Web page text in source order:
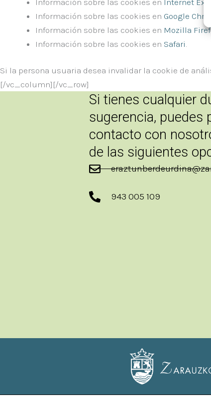
Información sobre las cookies en Google
Información sobre las cookies en Mozilla
Información sobre las cookies en Safari
Si la persona usuaria desea invalidar la cookie de
[/vc_column][/vc_row]
Si tienes cualquier
sugerencia, puedes
contacto con
de las siguientes
943 005 109